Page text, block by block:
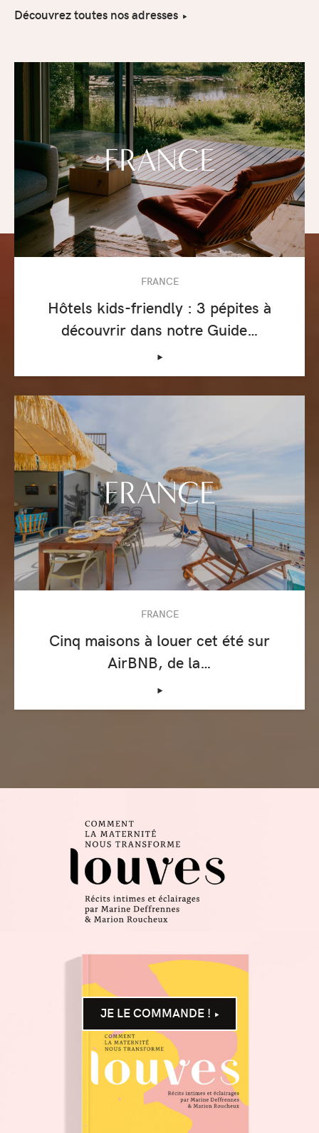
Découvrez toutes nos adresses
FRANCE
FRANCE
Hôtels kids-friendly : 3 pépites à
découvrir dans notre Guide…
‣
FRANCE
FRANCE
Cinq maisons à louer cet été sur
AirBNB, de la…
‣
JE LE COMMANDE !